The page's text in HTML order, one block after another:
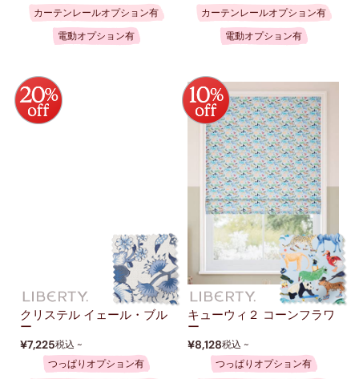
カーテンレールオプション有
電動オプション有
カーテンレールオプション有
電動オプション有
クリステル イェール・ブル
ー
¥7,225税込 ~
つっぱりオプション有
キューウィ２ コーンフラワ
ー
¥8,128税込 ~
つっぱりオプション有